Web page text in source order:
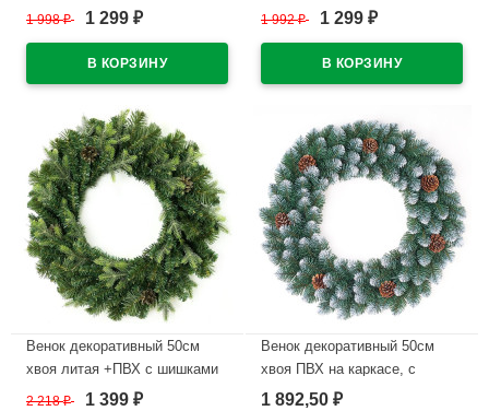
"Боярский" арт.ВБК 70
1 998₽ 1 299 ₽
"Северный" арт.ВСЗП 70
1 992₽ 1 299 ₽
Венок декоративный 50см
хвоя литая +ПВХ с шишками
"Новогодний" арт.ВН-11
2 218₽ 1 399 ₽
Венок декоративный 50см
хвоя ПВХ на каркасе, с
шишками "Канадский"
1 892,50 ₽